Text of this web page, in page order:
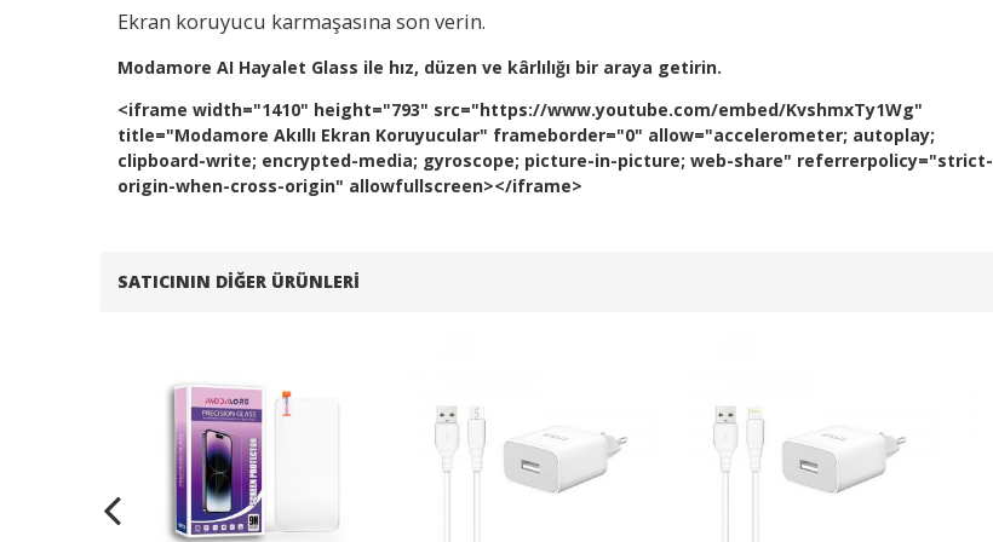
Ekran koruyucu karmaşasına son verin.
Modamore AI Hayalet Glass ile hız, düzen ve kârlılığı bir araya getirin.
<iframe width="1410" height="793" src="https://www.youtube.com/embed/KvshmxTy1Wg"
title="Modamore Akıllı Ekran Koruyucular" frameborder="0" allow="accelerometer; autoplay;
clipboard-write; encrypted-media; gyroscope; picture-in-picture; web-share" referrerpolicy="strict-
origin-when-cross-origin" allowfullscreen></iframe>
SATICININ DIĞER ÜRÜNLERI